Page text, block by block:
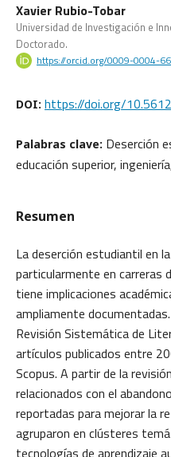
Xavier Rubio-Tobar
Universidad de Investigación e
Doctorado.
https://orcid.org/0009-0004-
DOI: https://doi.org/
Palabras clave: Deserción
educación superior,
Resumen
La deserción estudiantil en
particularmente en carreras
tiene implicaciones
ampliamente
Revisión Sistemática de
artículos publicados entre
Scopus. A partir de la
relacionados con el
reportadas para mejorar la
agruparon en clústeres
tecnologías de aprendizaje